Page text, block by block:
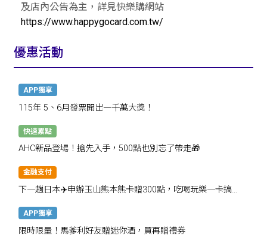
及店內公告為主，詳見快樂購網站
https://www.happygocard.com.tw/
優惠活動
APP獨享
115年 5、6月發票開出一千萬大獎！
快速累點
AHC新品登場！搶先入手，500點也別忘了帶走🎁
金融支付
下一趟日本✈️申辦玉山熊本熊卡贈300點，吃喝玩樂一卡搞
APP獨享
限時限量！馬爹利好友贈迷你酒，買再贈禮券